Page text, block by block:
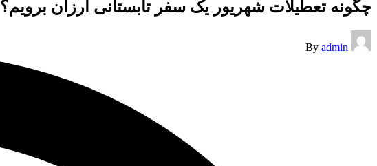
چگونه تعطیلات شهریور یک سفر تابستانی ارزان برویم؟
Posted
by
By admin